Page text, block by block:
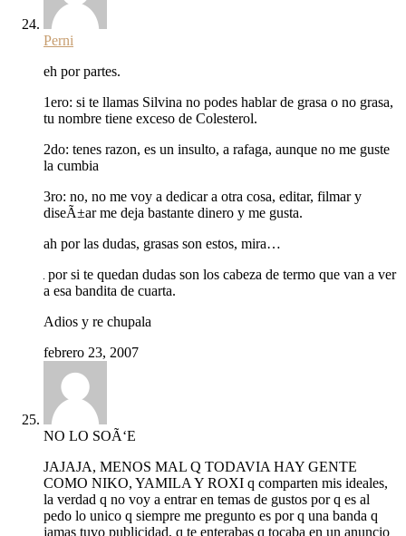
Perni
eh por partes.
1ero: si te llamas Silvina no podes hablar de grasa o no grasa,
tu nombre tiene exceso de Colesterol.
2do: tenes razon, es un insulto, a rafaga, aunque no me guste
la cumbia
3ro: no, no me voy a dedicar a otra cosa, editar, filmar y
diseÃ±ar me deja bastante dinero y me gusta.
ah por las dudas, grasas son estos, mira…
por si te quedan dudas son los cabeza de termo que van a ver
a esa bandita de cuarta.
Adios y re chupala
febrero 23, 2007
NO LO SOÃ‘E
JAJAJA, MENOS MAL Q TODAVIA HAY GENTE
COMO NIKO, YAMILA Y ROXI q comparten mis ideales,
la verdad q no voy a entrar en temas de gustos por q es al
pedo lo unico q siempre me pregunto es por q una banda q
jamas tuvo publicidad, q te enterabas q tocaba en un anuncio